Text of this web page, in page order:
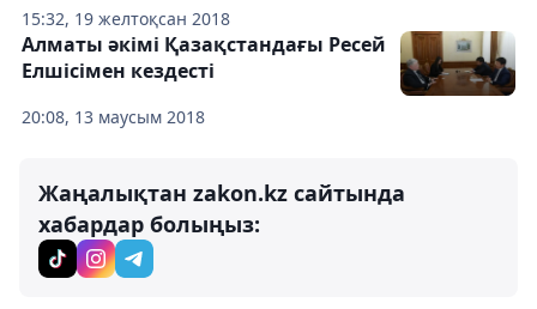
15:32, 19 желтоқсан 2018
20:08, 13 маусым 2018
Алматы әкімі Қазақстандағы Ресей
Елшісімен кездесті
Жаңалықтан zakon.kz сайтында
хабардар болыңыз: